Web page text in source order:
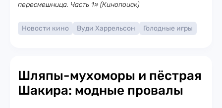
пересмешница. Часть 1» (Кинопоиск)
Новости кино Вуди Харрельсон Голодные игры
Шляпы-мухоморы и пёстрая
Шакира: модные провалы